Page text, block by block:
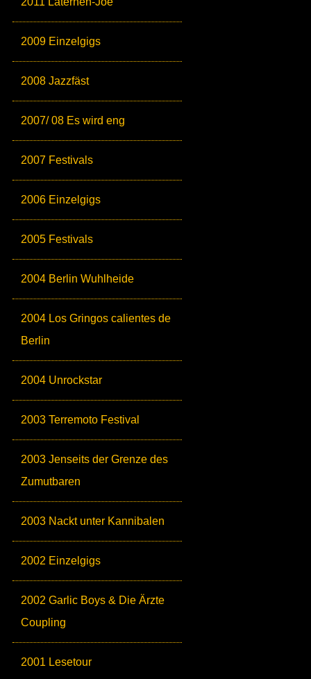
2009 Einzelgigs
2008 Jazzfäst
2007/ 08 Es wird eng
2007 Festivals
2006 Einzelgigs
2005 Festivals
2004 Berlin Wuhlheide
2004 Los Gringos calientes de
Berlin
2004 Unrockstar
2003 Terremoto Festival
2003 Jenseits der Grenze des
Zumutbaren
2003 Nackt unter Kannibalen
2002 Einzelgigs
2002 Garlic Boys & Die Ärzte
Coupling
2001 Lesetour